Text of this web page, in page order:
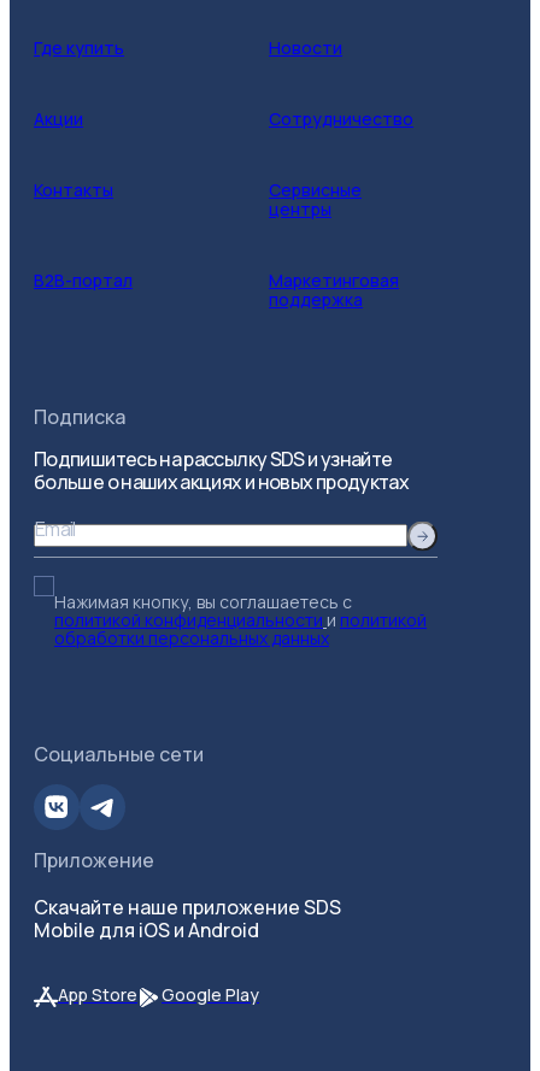
Где купить Новости
Акции Сотрудничество
Контакты
Сервисные
центры
B2B-портал
Маркетинговая
поддержка
Подписка
Подпишитесь на рассылку SDS и узнайте
больше о наших акциях и новых продуктах
Email
Нажимая кнопку, вы соглашаетесь с
политикой конфиденциальности и политикой
обработки персональных данных
Социальные сети
Приложение
Скачайте наше приложение SDS
Mobile для iOS и Android
App Store Google Play